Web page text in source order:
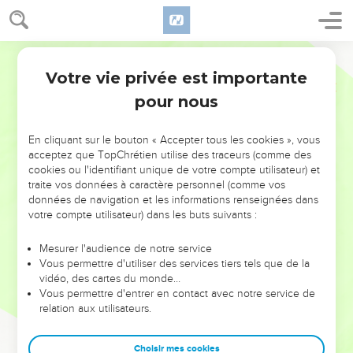
NE MANQUEZ PAS L’ÉVÉNEMENT
DE L’ANNÉE !
ET SI LEURS ERREURS POUVAIENT VOUS ÉVITER LES
VOTRES ?
leur foi ou leur vision. Mais on voit moins les doutes, les erreurs
et les saisons difficiles qu'ils ont traversés, alors même que ce
sont elles qui les ont façonnés.
Dans cette conférence, leaders, entrepreneurs, et responsables
clés pour avancer avec plus de sagesse afin que leurs erreurs
Votre vie privée est importante
pour nous
En cliquant sur le bouton « Accepter tous les cookies », vous
acceptez que TopChrétien utilise des traceurs (comme des
cookies ou l'identifiant unique de votre compte utilisateur) et
traite vos données à caractère personnel (comme vos
données de navigation et les informations renseignées dans
votre compte utilisateur) dans les buts suivants :
Mesurer l'audience de notre service
Vous permettre d'utiliser des services tiers tels que de la
vidéo, des cartes du monde…
Vous permettre d'entrer en contact avec notre service de
relation aux utilisateurs.
Choisir mes cookies